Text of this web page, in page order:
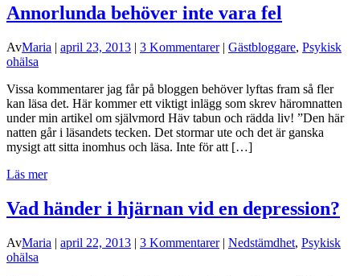
Annorlunda behöver inte vara fel
AvMaria | april 23, 2013 | 3 Kommentarer| Gästbloggare, Psykisk
ohälsa
Vissa kommentarer jag får på bloggen behöver lyftas fram så fler
kan läsa det. Här kommer ett viktigt inlägg som skrev häromnatten
under min artikel om självmord Häv tabun och rädda liv! ”Den här
natten går i läsandets tecken. Det stormar ute och det är ganska
mysigt att sitta inomhus och läsa. Inte för att […]
Läs mer
Vad händer i hjärnan vid en depression?
AvMaria | april 22, 2013 | 3 Kommentarer| Nedstämdhet, Psykisk
ohälsa